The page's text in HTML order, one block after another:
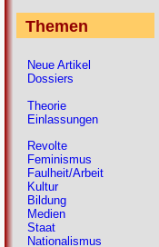
Themen
Neue Artikel
Dossiers
Theorie
Einlassungen
Revolte
Feminismus
Faulheit/Arbeit
Kultur
Bildung
Medien
Staat
Nationalismus